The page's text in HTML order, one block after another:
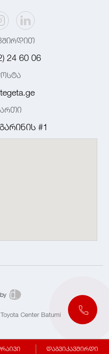
დაგვიკავშირდი
24 60 06
#1
Center Batumi